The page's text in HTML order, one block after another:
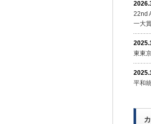
22nd
一大
東東
平和